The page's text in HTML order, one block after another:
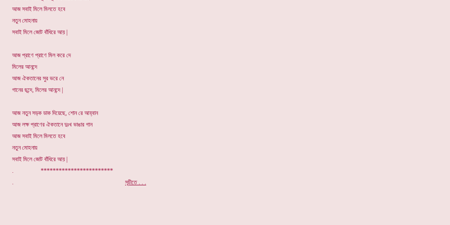
আজ সবাই মিলে মিলতে হবে
নতুন মোহনায়
সবাই মিলে জোট বাঁধিরে আয় |
আজ প্রাণে প্রাণে মিল করে দে
মিলের আনন্দে
আজ ঐকতানের সুর ভরে নে
গানের ছন্দে, মিলের আনন্দে |
আজ নতুন সড়ক ডাক দিয়েছে, শোন রে আহ্বান
আজ লক্ষ প্রাণের ঐকতানে দুঃখ ভাঙার গান
আজ সবাই মিলে মিলতে হবে
নতুন মোহনায়
সবাই মিলে জোট বাঁধিরে আয় |
. ************************
. সূচীতে . . .